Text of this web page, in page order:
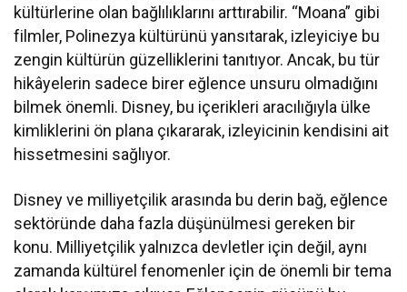
kültürlerine olan bağlılıklarını arttırabilir. “Moana” gibi
filmler, Polinezya kültürünü yansıtarak, izleyiciye bu
zengin kültürün güzelliklerini tanıtıyor. Ancak, bu tür
hikâyelerin sadece birer eğlence unsuru olmadığını
bilmek önemli. Disney, bu içerikleri aracılığıyla ülke
kimliklerini ön plana çıkararak, izleyicinin kendisini ait
hissetmesini sağlıyor.
Disney ve milliyetçilik arasında bu derin bağ, eğlence
sektöründe daha fazla düşünülmesi gereken bir
konu. Milliyetçilik yalnızca devletler için değil, aynı
zamanda kültürel fenomenler için de önemli bir tema